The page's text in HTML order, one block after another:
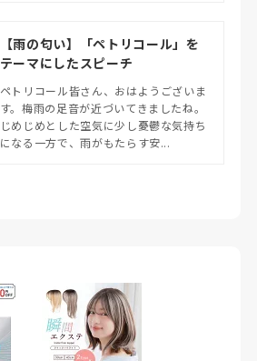
【雨の匂い】「ペトリコール」を
テーマにしたスピーチ
ペトリコール皆さん、おはようございま
す。梅雨の足音が近づいてきましたね。
じめじめとした空気に少し憂鬱な気持ち
になる一方で、雨がもたらす安...